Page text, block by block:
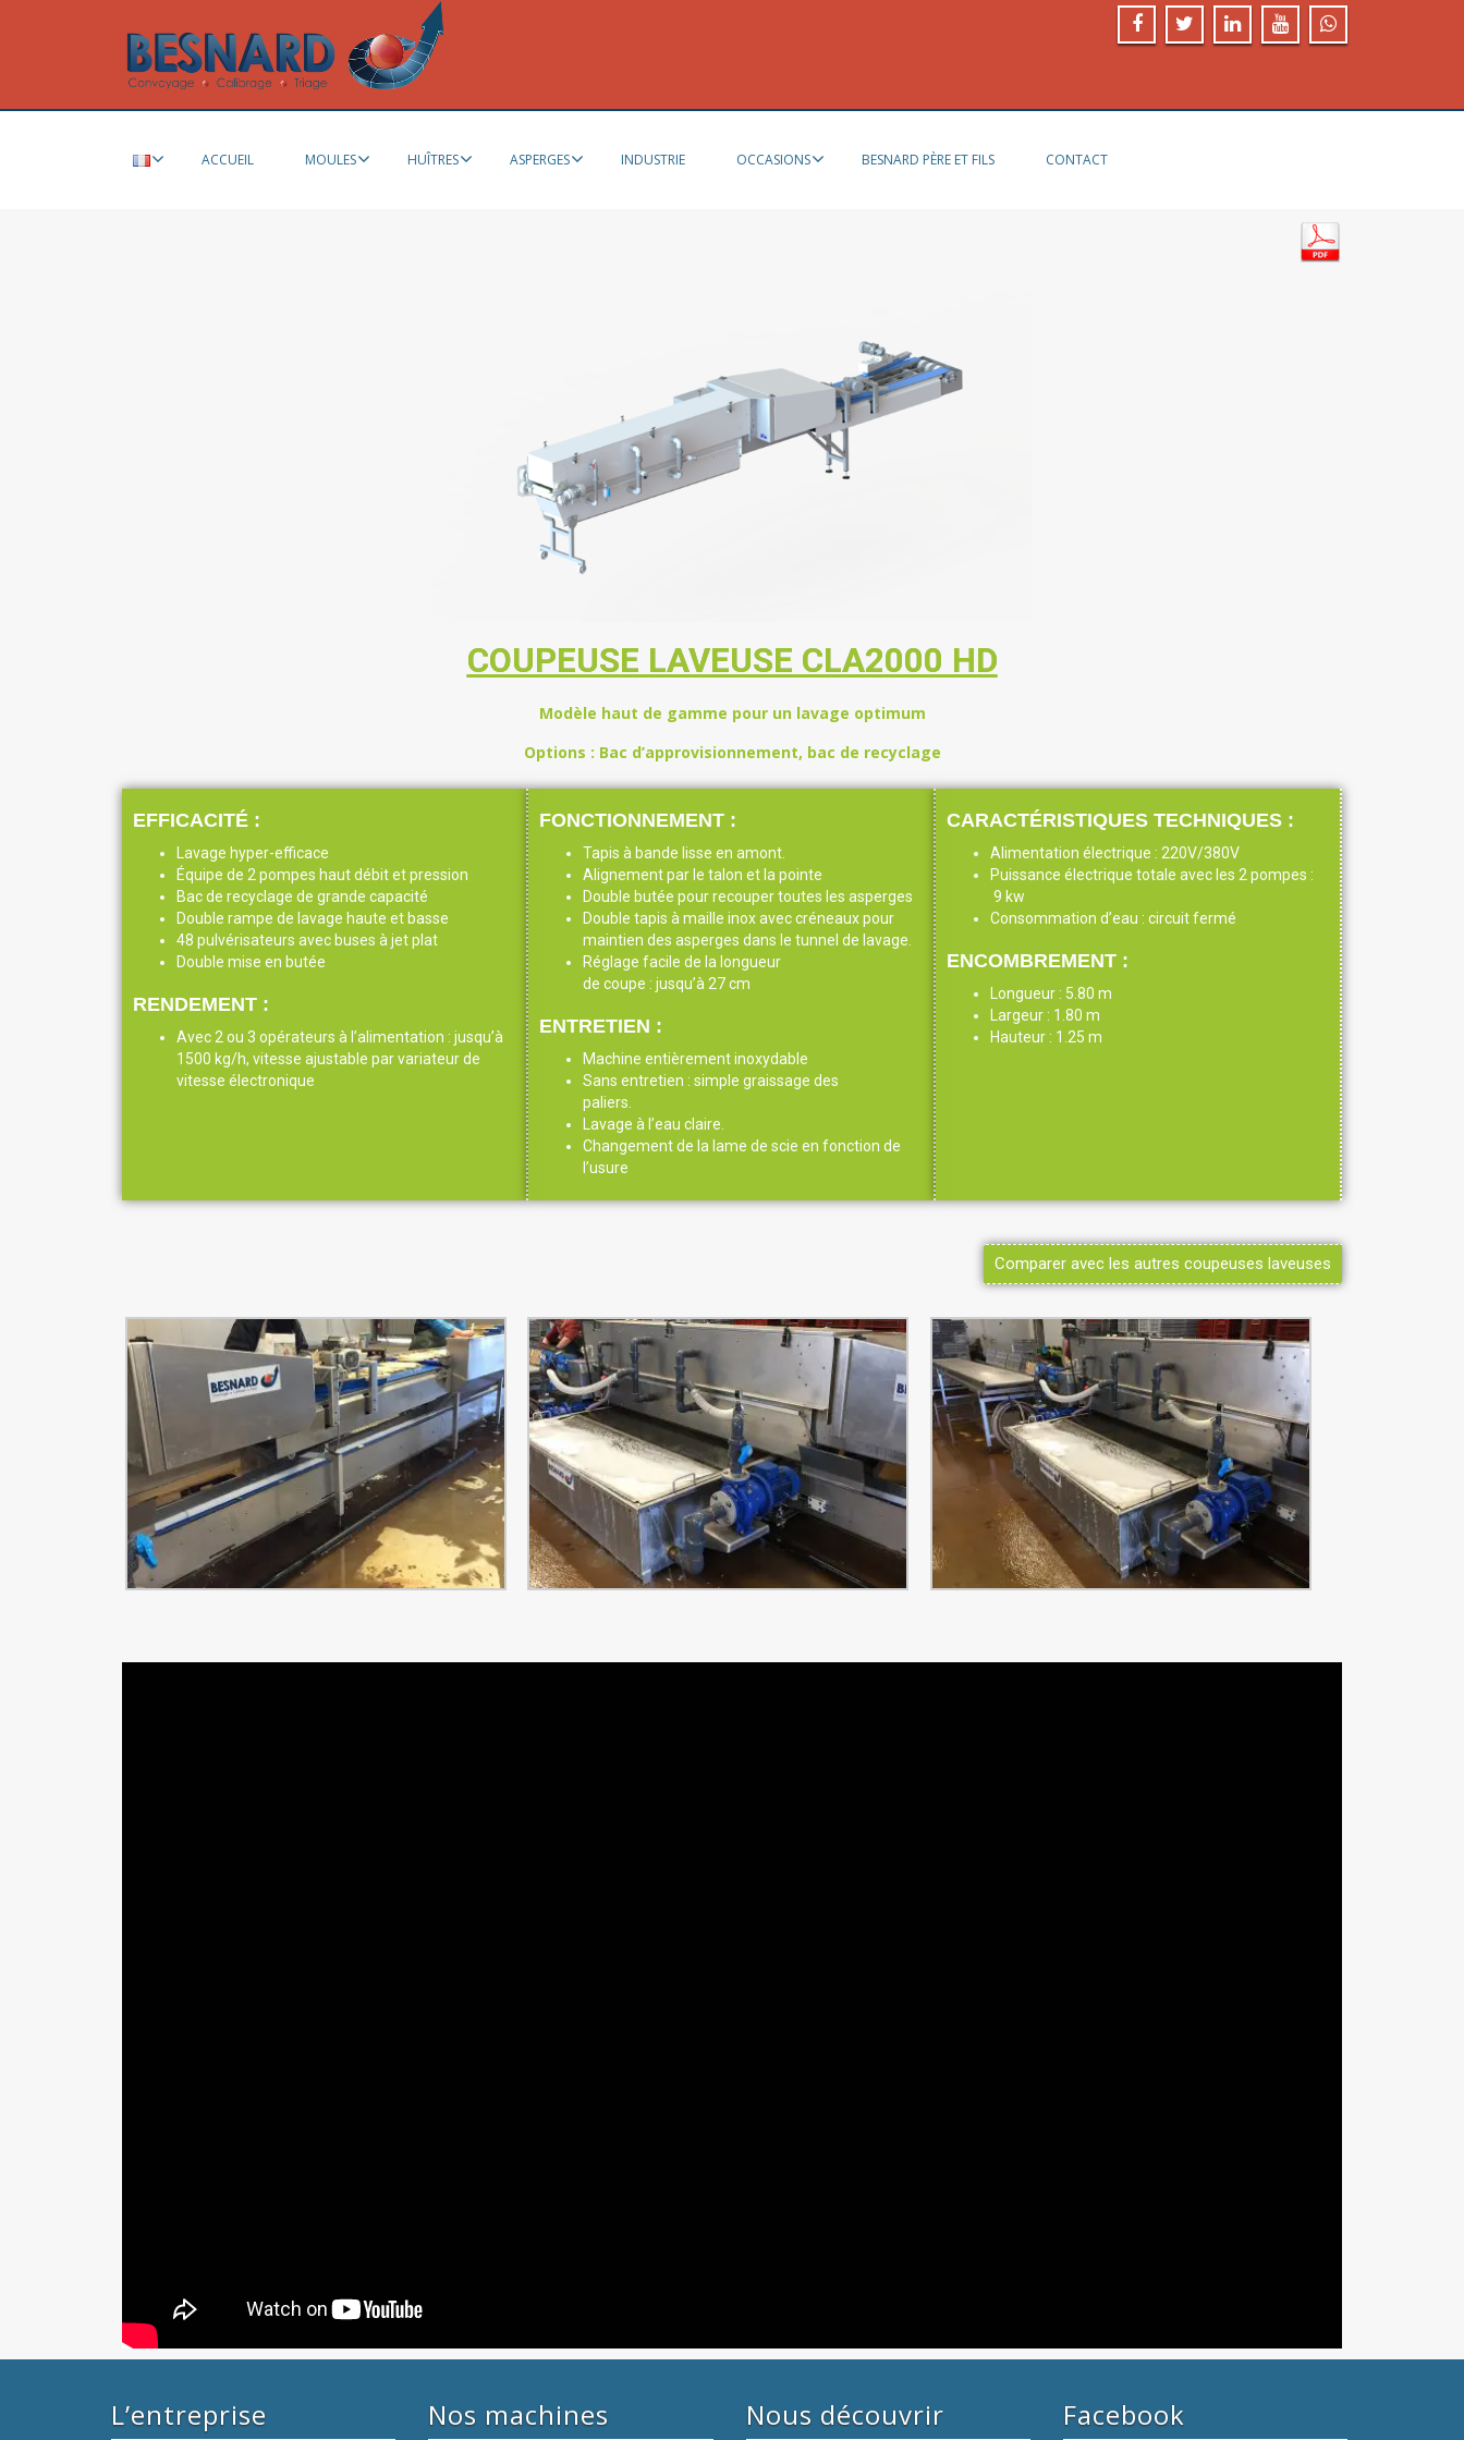
ACCUEIL MOULES HUÎTRES ASPERGES INDUSTRIE OCCASIONS BESNARD PÈRE ET FILS CONTACT
COUPEUSE LAVEUSE CLA2000 HD
Modèle haut de gamme pour un lavage optimum
Options : Bac d’approvisionnement, bac de recyclage
EFFICACITÉ :
Lavage hyper-efficace
Équipe de 2 pompes haut débit et pression
Bac de recyclage de grande capacité
Double rampe de lavage haute et basse
48 pulvérisateurs avec buses à jet plat
Double mise en butée
RENDEMENT :
Avec 2 ou 3 opérateurs à l’alimentation : jusqu’à
1500 kg/h, vitesse ajustable par variateur de
vitesse électronique
FONCTIONNEMENT :
Tapis à bande lisse en amont.
Alignement par le talon et la pointe
Double butée pour recouper toutes les asperges
Double tapis à maille inox avec créneaux pour
maintien des asperges dans le tunnel de lavage.
Réglage facile de la longueur
de coupe : jusqu’à 27 cm
ENTRETIEN :
Machine entièrement inoxydable
Sans entretien : simple graissage des
paliers.
Lavage à l’eau claire.
Changement de la lame de scie en fonction de
l’usure
CARACTÉRISTIQUES TECHNIQUES :
Alimentation électrique : 220V/380V
Puissance électrique totale avec les 2 pompes :
9 kw
Consommation d’eau : circuit fermé
ENCOMBREMENT :
Longueur : 5.80 m
Largeur : 1.80 m
Hauteur : 1.25 m
Comparer avec les autres coupeuses laveuses
L’entreprise Nos machines Nous découvrir Facebook